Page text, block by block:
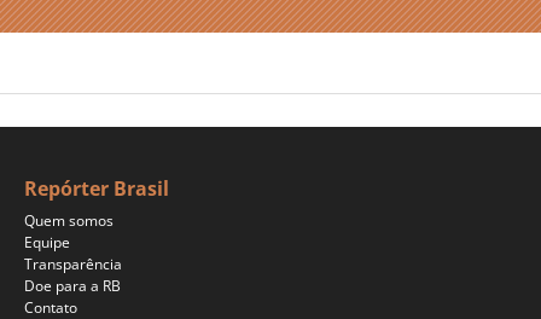
Repórter Brasil
Quem somos
Equipe
Transparência
Doe para a RB
Contato